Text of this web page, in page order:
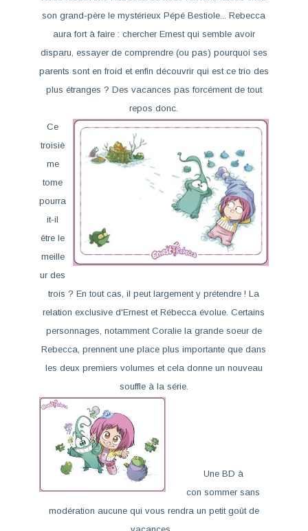
son grand-père le mystérieux Pépé Bestiole... Rebecca
aura fort à faire : chercher Ernest qui semble avoir
disparu, essayer de comprendre (ou pas) pourquoi ses
parents sont en froid et enfin découvrir qui est ce trio des
plus étranges ? Des vacances pas forcément de tout
repos donc.
Ce
troisiè
me
tome
pourra
it-il
être le
meille
ur des
trois ? En tout cas, il peut largement y prétendre ! La
relation exclusive d'Ernest et Rébecca évolue. Certains
personnages, notamment Coralie la grande soeur de
Rebecca, prennent une place plus importante que dans
les deux premiers volumes et cela donne un nouveau
souffle à la série.
Une BD à
con sommer sans
modération aucune qui vous rendra un petit goût de